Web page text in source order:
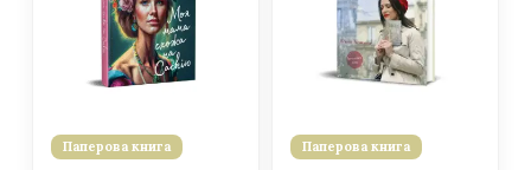
Паперова книга Паперова книга